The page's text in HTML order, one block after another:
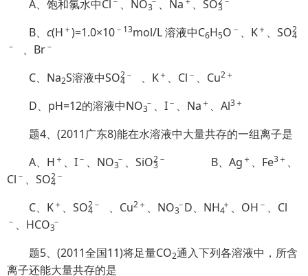
A、饱和氯水中Cl
、NO3 、Na 、SO3
B、 c(H ＋)=1.0×10－13mol/L 溶液中C6H5O － 、K＋ 、SO4
2
－
、Br－
C、Na2S溶液中SO4
2－ 、K＋ 、Cl － 、Cu2＋
D、pH=12的溶液中NO3 、I－ 、Na ＋ 、Al3＋
题4、(2011广东8)能在水溶液中大量共存的一组离子是
A、H ＋ 、I－ 、NO3 、SiO3
2－ B、Ag ＋ 、Fe3＋ 、
Cl － 、SO4
2－
C、K＋ 、SO4
2－ 、Cu2＋ 、NO3 D、 NH4 、OH － 、Cl
－ 、HCO3
题5、(2011全国11)将足量CO2通入下列各溶液中，所含
离子还能大量共存的是